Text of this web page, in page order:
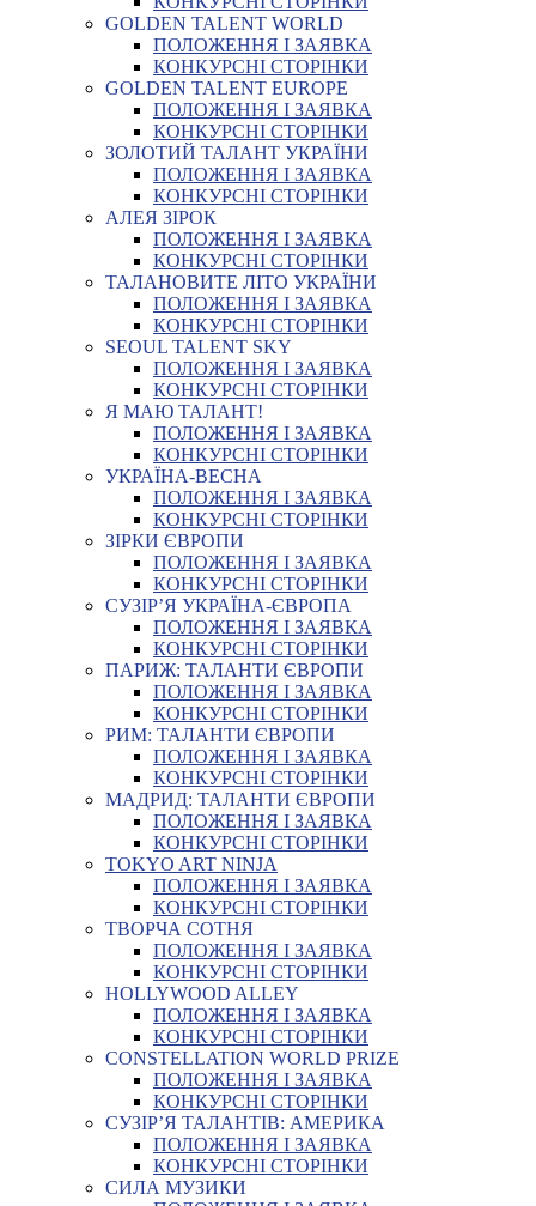
GOLDEN TALENT WORLD
ПОЛОЖЕННЯ І ЗАЯВКА
КОНКУРСНІ СТОРІНКИ
GOLDEN TALENT EUROPE
ПОЛОЖЕННЯ І ЗАЯВКА
КОНКУРСНІ СТОРІНКИ
ЗОЛОТИЙ ТАЛАНТ УКРАЇНИ
ПОЛОЖЕННЯ І ЗАЯВКА
КОНКУРСНІ СТОРІНКИ
АЛЕЯ ЗІРОК
ПОЛОЖЕННЯ І ЗАЯВКА
КОНКУРСНІ СТОРІНКИ
ТАЛАНОВИТЕ ЛІТО УКРАЇНИ
ПОЛОЖЕННЯ І ЗАЯВКА
КОНКУРСНІ СТОРІНКИ
SEOUL TALENT SKY
ПОЛОЖЕННЯ І ЗАЯВКА
КОНКУРСНІ СТОРІНКИ
Я МАЮ ТАЛАНТ!
ПОЛОЖЕННЯ І ЗАЯВКА
КОНКУРСНІ СТОРІНКИ
УКРАЇНА-ВЕСНА
ПОЛОЖЕННЯ І ЗАЯВКА
КОНКУРСНІ СТОРІНКИ
ЗІРКИ ЄВРОПИ
ПОЛОЖЕННЯ І ЗАЯВКА
КОНКУРСНІ СТОРІНКИ
СУЗІР’Я УКРАЇНА-ЄВРОПА
ПОЛОЖЕННЯ І ЗАЯВКА
КОНКУРСНІ СТОРІНКИ
ПАРИЖ: ТАЛАНТИ ЄВРОПИ
ПОЛОЖЕННЯ І ЗАЯВКА
КОНКУРСНІ СТОРІНКИ
РИМ: ТАЛАНТИ ЄВРОПИ
ПОЛОЖЕННЯ І ЗАЯВКА
КОНКУРСНІ СТОРІНКИ
МАДРИД: ТАЛАНТИ ЄВРОПИ
ПОЛОЖЕННЯ І ЗАЯВКА
КОНКУРСНІ СТОРІНКИ
TOKYO ART NINJA
ПОЛОЖЕННЯ І ЗАЯВКА
КОНКУРСНІ СТОРІНКИ
ТВОРЧА СОТНЯ
ПОЛОЖЕННЯ І ЗАЯВКА
КОНКУРСНІ СТОРІНКИ
HOLLYWOOD ALLEY
ПОЛОЖЕННЯ І ЗАЯВКА
КОНКУРСНІ СТОРІНКИ
CONSTELLATION WORLD PRIZE
ПОЛОЖЕННЯ І ЗАЯВКА
КОНКУРСНІ СТОРІНКИ
СУЗІР’Я ТАЛАНТІВ: АМЕРИКА
ПОЛОЖЕННЯ І ЗАЯВКА
КОНКУРСНІ СТОРІНКИ
СИЛА МУЗИКИ